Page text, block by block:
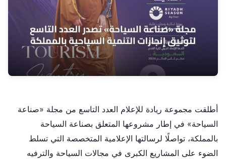
أطلقت مجموعة ريادة للإعلام العدد التاسع من مجلة «صناعة
السياحة» في إطار مشروعها المتعلق بصناعة السياحة
بالمملكة، تواصلًا لرسالتها الإعلامية المتخصصة التي تسلط
الضوء على المشاريع الكبرى في مجالات السياحة والترفيه